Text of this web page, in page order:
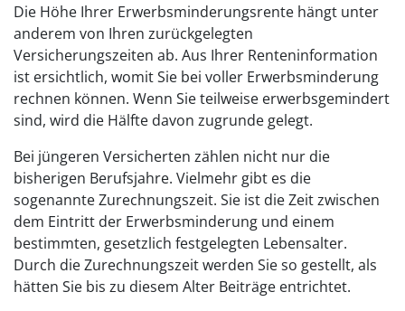
Die Höhe Ihrer Erwerbsminderungsrente hängt unter
anderem von Ihren zurückgelegten
Versicherungszeiten ab. Aus Ihrer Renteninformation
ist ersichtlich, womit Sie bei voller Erwerbsminderung
rechnen können. Wenn Sie teilweise erwerbsgemindert
sind, wird die Hälfte davon zugrunde gelegt.
Bei jüngeren Versicherten zählen nicht nur die
bisherigen Berufsjahre. Vielmehr gibt es die
sogenannte Zurechnungszeit. Sie ist die Zeit zwischen
dem Eintritt der Erwerbsminderung und einem
bestimmten, gesetzlich festgelegten Lebensalter.
Durch die Zurechnungszeit werden Sie so gestellt, als
hätten Sie bis zu diesem Alter Beiträge entrichtet.